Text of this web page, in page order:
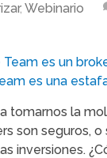
, Webinario
tomarnos la
son seguros,
inversiones.